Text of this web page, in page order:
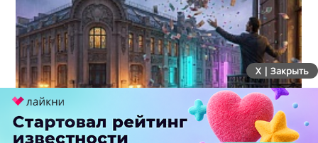
Банки стали героями каждого десятого рекламного
поста в Telegram
X | Закрыть